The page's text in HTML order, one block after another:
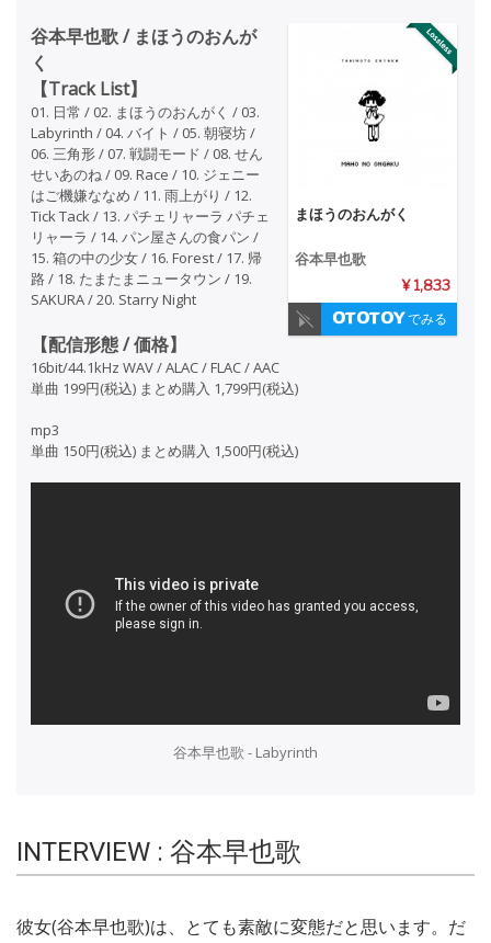
まほうのおんがく
谷本早也歌
¥ 1,833
でみる
谷本早也歌 / まほうのおんが
く
【Track List】
01. 日常 / 02. まほうのおんがく / 03.
Labyrinth / 04. バイト / 05. 朝寝坊 /
06. 三角形 / 07. 戦闘モード / 08. せん
せいあのね / 09. Race / 10. ジェニー
はご機嫌ななめ / 11. 雨上がり / 12.
Tick Tack / 13. パチェリャーラ パチェ
リャーラ / 14. パン屋さんの食パン /
15. 箱の中の少女 / 16. Forest / 17. 帰
路 / 18. たまたまニュータウン / 19.
SAKURA / 20. Starry Night
【配信形態 / 価格】
16bit/44.1kHz WAV / ALAC / FLAC / AAC
単曲 199円(税込) まとめ購入 1,799円(税込)
mp3
単曲 150円(税込) まとめ購入 1,500円(税込)
谷本早也歌 - Labyrinth
INTERVIEW : 谷本早也歌
彼女(谷本早也歌)は、とても素敵に変態だと思います。だ